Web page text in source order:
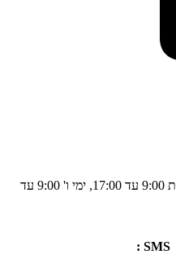
בימים א'- ה' בין השעות 9:00 עד 17:00, ימי ו' 9:00 עד